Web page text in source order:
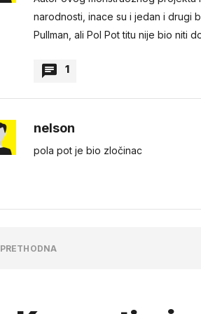
biti jasno. To je bio
neviđenom torturom
narodnosti, inace su i jedan i drugi
Pullman, ali Pol Pot titu nije bio niti
1
ja san siguran da si i ti
nelson
pola pot je bio zločinac
PRETHODNA